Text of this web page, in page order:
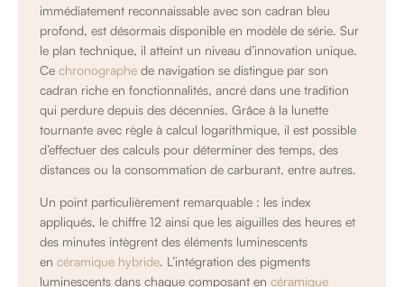
immédiatement reconnaissable avec son cadran bleu
profond, est désormais disponible en modèle de série. Sur
le plan technique, il atteint un niveau d’innovation unique.
Ce chronographe de navigation se distingue par son
cadran riche en fonctionnalités, ancré dans une tradition
qui perdure depuis des décennies. Grâce à la lunette
tournante avec règle à calcul logarithmique, il est possible
d’effectuer des calculs pour déterminer des temps, des
distances ou la consommation de carburant, entre autres.
Un point particulièrement remarquable : les index
appliqués, le chiffre 12 ainsi que les aiguilles des heures et
des minutes intègrent des éléments luminescents
en céramique hybride. L’intégration des pigments
luminescents dans chaque composant en céramique